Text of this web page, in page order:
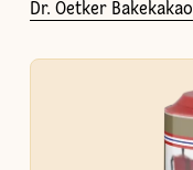
Dr. Oetker Bakekakao